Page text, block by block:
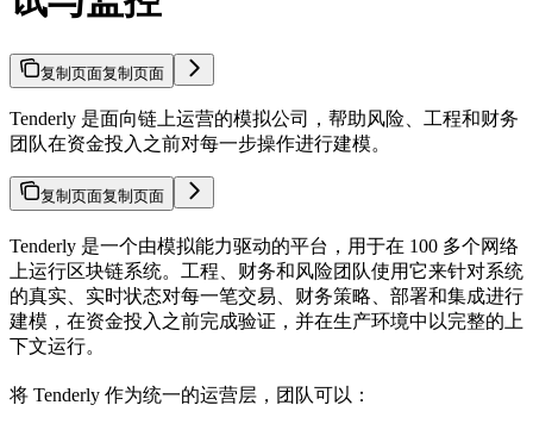
复制页面复制页面
Tenderly 是面向链上运营的模拟公司，帮助风险、工程和财务
团队在资金投入之前对每一步操作进行建模。
复制页面复制页面
Tenderly 是一个由模拟能力驱动的平台，用于在 100 多个网络
上运行区块链系统。工程、财务和风险团队使用它来针对系统
的真实、实时状态对每一笔交易、财务策略、部署和集成进行
建模，在资金投入之前完成验证，并在生产环境中以完整的上
下文运行。
将 Tenderly 作为统一的运营层，团队可以：